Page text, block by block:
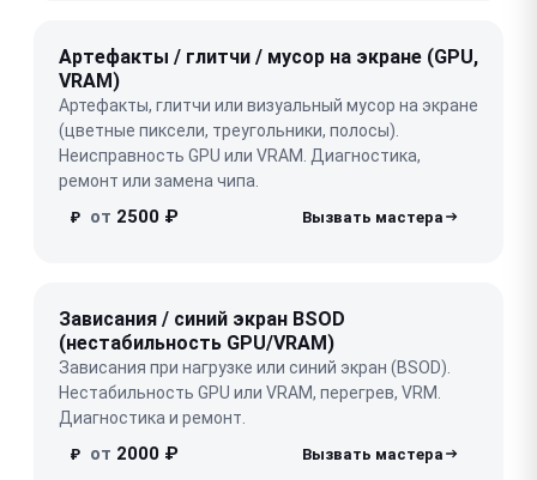
Артефакты / глитчи / мусор на экране (GPU,
VRAM)
Артефакты, глитчи или визуальный мусор на экране
(цветные пиксели, треугольники, полосы).
Неисправность GPU или VRAM. Диагностика,
ремонт или замена чипа.
₽ от 2500 ₽
Зависания / синий экран BSOD
(нестабильность GPU/VRAM)
Зависания при нагрузке или синий экран (BSOD).
Нестабильность GPU или VRAM, перегрев, VRM.
Диагностика и ремонт.
₽ от 2000 ₽